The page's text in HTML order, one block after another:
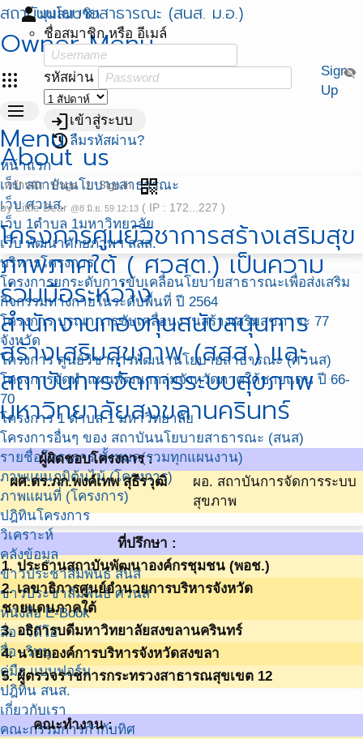
สถาบันนโยบายสาธารณะ (สนส. ม.อ.)
Owner Menu
apps
personมุมสมาชิก
ชื่อสมาชิก หรือ อีเมล์
รหัสผ่าน visibility_off
loginเข้าสู่ระบบ
restoreลืมรหัสผ่าน?
Sign
Up
menu
Menu
หน้าแรก
เว็บ สถาบันนโยบายสาธารณะ
เว็บ ศวนส.
เว็บ 1ตำบล 1มหาวิทยาลัย
เว็บ พัฒนาศักยภาพฯ สสส.
บริหารโครงการ
โครงการยกระดับการขับเคลื่อนโยบายสาธารณะเพื่อส่งเสริม
กิจกรรมทางกายในระดับพื้นที่ ปี 2564
โครงการ บูรณาการขับเคลื่อนงานสร้างเสริมสุขภาวะ 77
จังหวัด
โครงการ ศูนย์วิชาการพัฒนานโยบายสาธารณะ (ศวนส)
โครงการจัดทำแผนพัฒนากลุ่มจังหวัดภาคใต้ชายแดน ปี 66-
70
โครงการ 1 ตำบล 1 มหาวิทยาลัย
โครงการอื่นๆ ของ สถาบันนโยบายสาธารณะ (สนส)
รายชื่อโครงการ ทั้งหมด(รวมทุกแผนงาน)
ภาพแผนภูมิต้นไม้ (โครงการ)
ภาพแผนที่ (โครงการ)
ปฎิทินโครงการ
วิเคราะห์
คลังข้อมูล
ข่าวประชาสัมพันธ์ สนส
ข่าวประชาสัมพันธ์ ศวนส
หนังสือ E-Book
สื่อ -วีดีโอ
สื่อ -วิทยุ
คู่มือ แบบฟอร์ม
ปฎิทิน สนส.
เกี่ยวกับเรา
คณะกรรมการกำกับทิศ
About us
หน้าหลัก Page 1 Sign in qr_code
byLittle Bear @8 มิ.ย. 59 12:13 ( IP : 172...227 )
โครงการศูนย์วิชาการสร้างเสริมสุข
ภาพภาคใต้ ( ศวสต.) เป็นความ
ร่วมมือระหว่าง
สำนักงานกองทุนสนับสนุนการ
สร้างเสริมสุขภาพ (สสส.) และ
สถาบันการจัดการระบบสุขภาพ
มหาวิทยาลัยสงขลานครินทร์
ผู้ผิดชอบโครงการ :
ผศ.ดร.ภก.พงค์เทพ สุธีรวุฒิ
ผอ. สถาบันการจัดการระบบ
สุขภาพ
ที่ปรึกษา :
1. ประธานสถาบันพัฒนาองค์กรชุมชน (พอช.)
2. เลขาธิการศูนย์อำนวยการบริหารจังหวัด
ชายแดนภาคใต้
3. อธิการบดีมหาวิทยาลัยสงขลานครินทร์
4. นายกองค์การบริหารจังหวัดสงขลา
5. ผู้ตรวจราชการกระทรวงสาธารณสุขเขต 12
คณะทำงาน :